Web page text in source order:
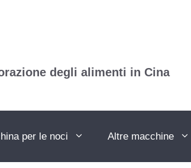
degli alimenti in Cina
per le noci Altre macchine